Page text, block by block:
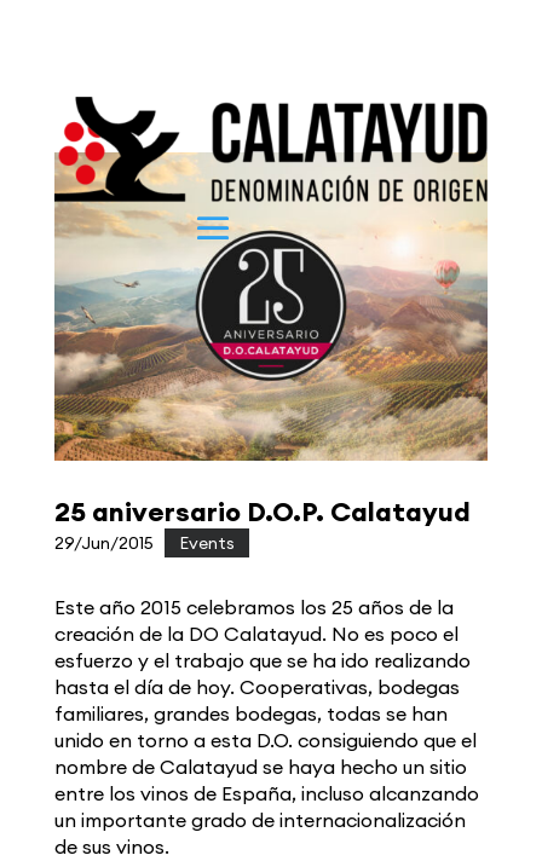
25 aniversario D.O.P. Calatayud
29/Jun/2015 Events
Este año 2015 celebramos los 25 años de la
creación de la DO Calatayud. No es poco el
esfuerzo y el trabajo que se ha ido realizando
hasta el día de hoy. Cooperativas, bodegas
familiares, grandes bodegas, todas se han
unido en torno a esta D.O. consiguiendo que el
nombre de Calatayud se haya hecho un sitio
entre los vinos de España, incluso alcanzando
un importante grado de internacionalización
de sus vinos.